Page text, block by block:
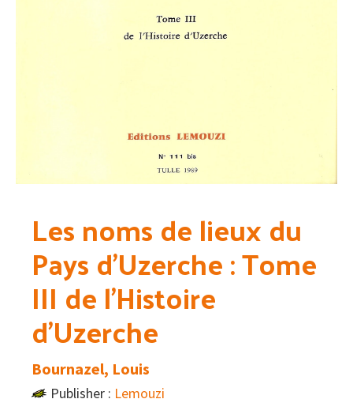
Les noms de lieux du
Pays d’Uzerche : Tome
III de l’Histoire
d’Uzerche
Bournazel, Louis
Publisher : Lemouzi